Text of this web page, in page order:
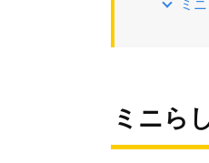
ミ
ミニら